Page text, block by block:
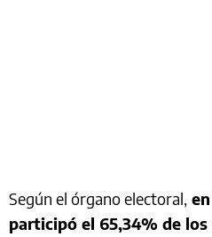
Según el órgano electoral,
participó el 65,34% de